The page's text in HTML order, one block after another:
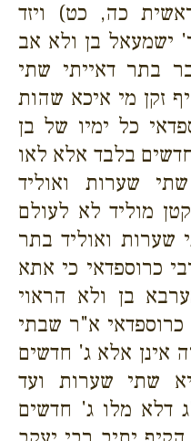
כה, כט) ויזד
ישמעאל בן ולא אב
בתר דאייתי שתי
זקן מי איכא שהות
כל ימיו של בן
בלבד אלא לאו
שערות ואוליד
מוליד לא לעולם
שערות ואוליד בתר
כרוספדאי כי אתא
בן ולא הראוי
א"ר שבתי
אינן אלא ג' חדשים
שתי שערות ועד
דלא מלו ג' חדשים